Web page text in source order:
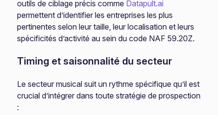
outils de ciblage précis comme Datapult.ai
permettent d’identifier les entreprises les plus
pertinentes selon leur taille, leur localisation et leurs
spécificités d’activité au sein du code NAF 59.20Z.
Timing et saisonnalité du secteur
Le secteur musical suit un rythme spécifique qu’il est
crucial d’intégrer dans toute stratégie de prospection
: